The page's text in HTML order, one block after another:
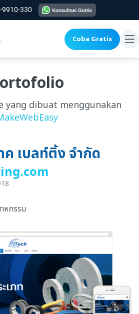
9910-330
Coba Gratis
yang dibuat menggunakan
ค เบลท์ติ้ง จำกัด
หกรรม